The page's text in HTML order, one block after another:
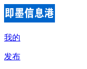
我的
发布